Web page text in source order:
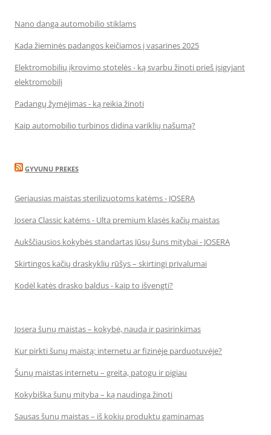
Nano danga automobilio stiklams
Kada žieminės padangos keičiamos į vasarines 2025
Elektromobilių įkrovimo stotelės - ką svarbu žinoti prieš įsigyjant
elektromobilį
Padangų žymėjimas - ką reikia žinoti
Kaip automobilio turbinos didina variklių našumą?
GYVUNU PREKES
Geriausias maistas sterilizuotoms katėms - JOSERA
Josera Classic katėms - Ulta premium klasės kačių maistas
Aukščiausios kokybės standartas Jūsų šuns mitybai - JOSERA
Skirtingos kačių draskyklių rūšys – skirtingi privalumai
Kodėl katės drasko baldus - kaip to išvengti?
Josera šunų maistas – kokybė, nauda ir pasirinkimas
Kur pirkti šunų maistą: internetu ar fizinėje parduotuvėje?
Šunų maistas internetu – greita, patogu ir pigiau
Kokybiška šunų mityba – ką naudinga žinoti
Sausas šunų maistas – iš kokių produktų gaminamas